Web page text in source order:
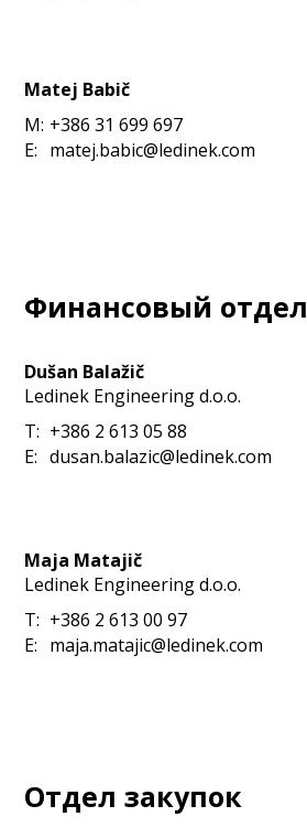
Matej Babič
M: +386 31 699 697
E: matej.babic@ledinek.com
Финансовый отдел
Dušan Balažič
Ledinek Engineering d.o.o.
T: +386 2 613 05 88
E: dusan.balazic@ledinek.com
Maja Matajič
Ledinek Engineering d.o.o.
T: +386 2 613 00 97
E: maja.matajic@ledinek.com
Отдел закупок